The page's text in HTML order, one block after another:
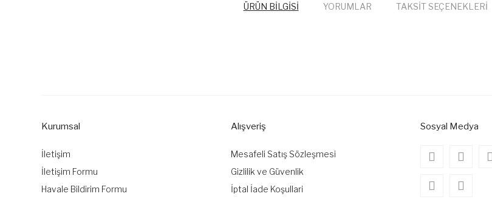
ÜRÜN BİLGİSİ YORUMLAR TAKSİT SEÇENEKLERİ
Ürün bilgilerinde hatalar bulunuyor.
Bu ürüne benzer farklı alternatifler olmalı.
Kurumsal
İletişim
İletişim Formu
Havale Bildirim Formu
Alışveriş
Mesafeli Satış Sözleşmesi
Gizlilik ve Güvenlik
İptal İade Koşullari
Sosyal Medya